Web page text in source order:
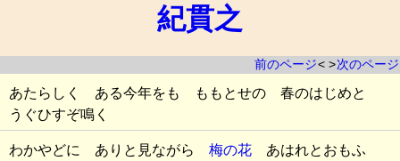
紀貫之
前のページ< >次のページ
あたらしく ある今年をも ももとせの 春のはじめと
うぐひすぞ鳴く
わかやどに ありと見ながら 梅の花 あはれとおもふ